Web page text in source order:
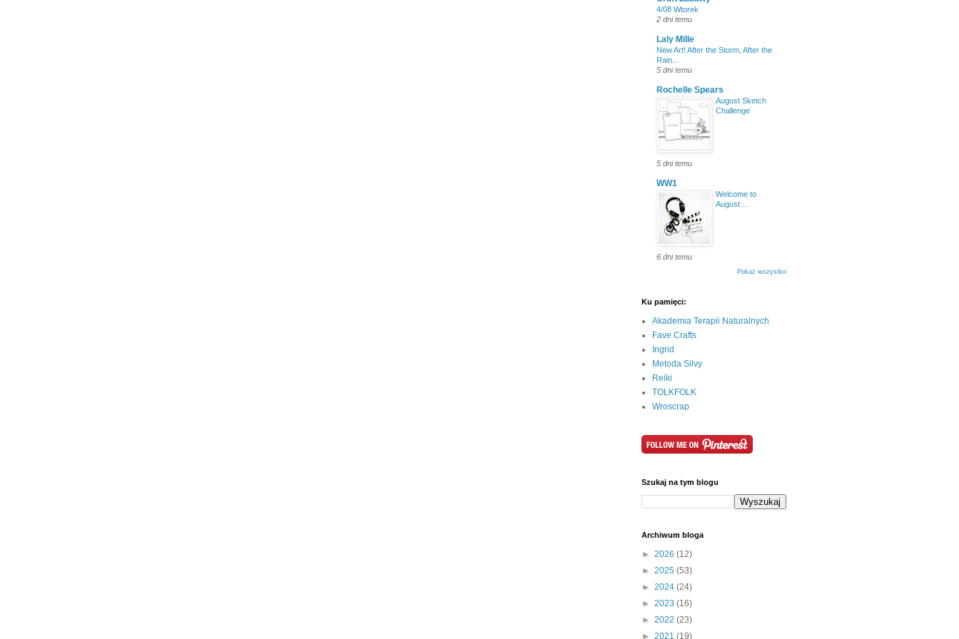
4/08 Wtorek
2 dni temu
Laly Mille
New Art! After the Storm, After the
Rain...
5 dni temu
Rochelle Spears
August Sketch
Challenge
5 dni temu
WW1
Welcome to
August ...
6 dni temu
Pokaż wszystko
Ku pamięci:
Akademia Terapii Naturalnych
Fave Crafts
Ingrid
Metoda Silvy
Reiki
TOLKFOLK
Wroscrap
Szukaj na tym blogu
Archiwum bloga
► 2026 (12)
► 2025 (53)
► 2024 (24)
► 2023 (16)
► 2022 (23)
► 2021 (19)